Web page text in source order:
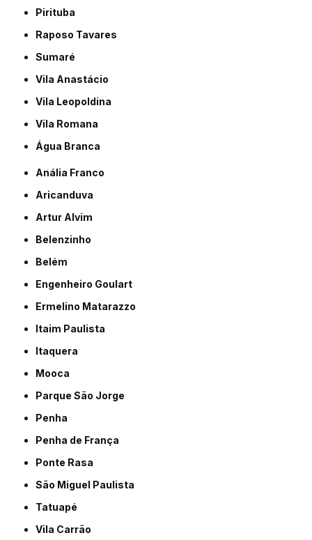
Pirituba
Raposo Tavares
Sumaré
Vila Anastácio
Vila Leopoldina
Vila Romana
Água Branca
Anália Franco
Aricanduva
Artur Alvim
Belenzinho
Belém
Engenheiro Goulart
Ermelino Matarazzo
Itaim Paulista
Itaquera
Mooca
Parque São Jorge
Penha
Penha de França
Ponte Rasa
São Miguel Paulista
Tatuapé
Vila Carrão